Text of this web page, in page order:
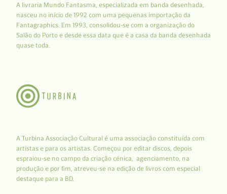
A livraria Mundo Fantasma, especializada em banda desenhada,
nasceu no início de 1992 com uma pequenas importação da
Fantagraphics. Em 1993, consolidou-se com a organização do
Salão do Porto e desde essa data que é a casa da banda desenhada
quase toda.
A Turbina Associação Cultural é uma associação constituída com
artistas e para os artistas. Começou por editar discos, depois
espraiou-se no campo da criação cénica, agenciamento, na
produção e por fim, atreveu-se na edição de livros com especial
destaque para a BD.